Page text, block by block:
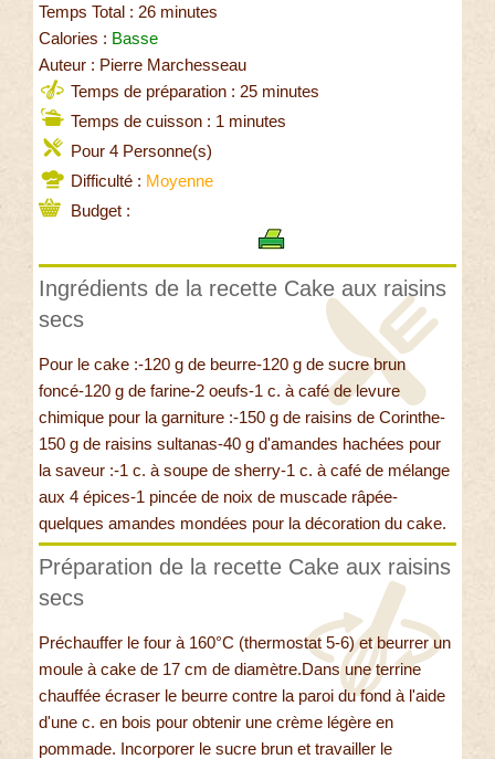
Temps Total : 26 minutes
Calories : Basse
Auteur : Pierre Marchesseau
Temps de préparation : 25 minutes
Temps de cuisson : 1 minutes
Pour 4 Personne(s)
Difficulté : Moyenne
Budget :
Ingrédients de la recette Cake aux raisins
secs
Pour le cake :-120 g de beurre-120 g de sucre brun
foncé-120 g de farine-2 oeufs-1 c. à café de levure
chimique pour la garniture :-150 g de raisins de Corinthe-
150 g de raisins sultanas-40 g d'amandes hachées pour
la saveur :-1 c. à soupe de sherry-1 c. à café de mélange
aux 4 épices-1 pincée de noix de muscade râpée-
quelques amandes mondées pour la décoration du cake.
Préparation de la recette Cake aux raisins
secs
Préchauffer le four à 160°C (thermostat 5-6) et beurrer un
moule à cake de 17 cm de diamètre.Dans une terrine
chauffée écraser le beurre contre la paroi du fond à l'aide
d'une c. en bois pour obtenir une crème légère en
pommade. Incorporer le sucre brun et travailler le